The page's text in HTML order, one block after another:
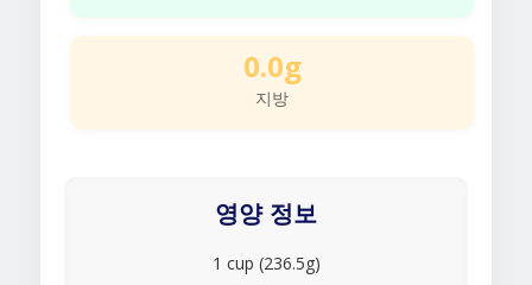
0.0g
지방
영양 정보
1 cup (236.5g)